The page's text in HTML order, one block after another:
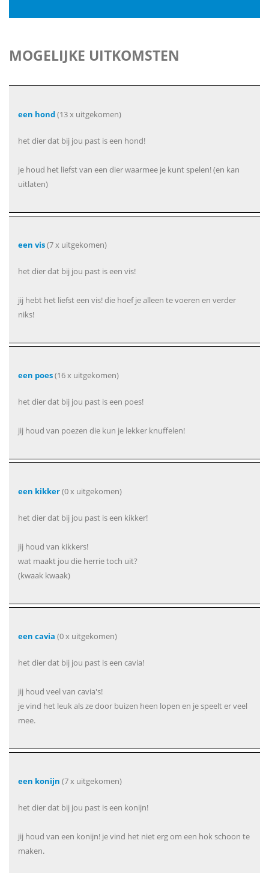
MOGELIJKE UITKOMSTEN
een hond(13 x uitgekomen)
het dier dat bij jou past is een hond!
je houd het liefst van een dier waarmee je kunt spelen! (en kan
uitlaten)
een vis(7 x uitgekomen)
het dier dat bij jou past is een vis!
jij hebt het liefst een vis! die hoef je alleen te voeren en verder
niks!
een poes(16 x uitgekomen)
het dier dat bij jou past is een poes!
jij houd van poezen die kun je lekker knuffelen!
een kikker(0 x uitgekomen)
het dier dat bij jou past is een kikker!
jij houd van kikkers!
wat maakt jou die herrie toch uit?
(kwaak kwaak)
een cavia (0 x uitgekomen)
het dier dat bij jou past is een cavia!
jij houd veel van cavia's!
je vind het leuk als ze door buizen heen lopen en je speelt er veel
mee.
een konijn (7 x uitgekomen)
het dier dat bij jou past is een konijn!
jij houd van een konijn! je vind het niet erg om een hok schoon te
maken.